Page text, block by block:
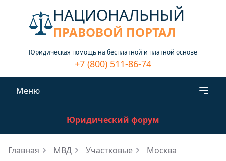
НАЦИОНАЛЬНЫЙ
ПРАВОВОЙ ПОРТАЛ
Юридическая помощь на бесплатной и платной основе
+7 (800) 511-86-74
Меню
Юридический форум
Главная МВД Участковые Москва